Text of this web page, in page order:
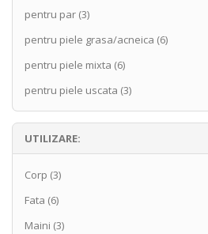
pentru par (3)
pentru piele grasa/acneica (6)
pentru piele mixta (6)
pentru piele uscata (3)
UTILIZARE:
Corp (3)
Fata (6)
Maini (3)